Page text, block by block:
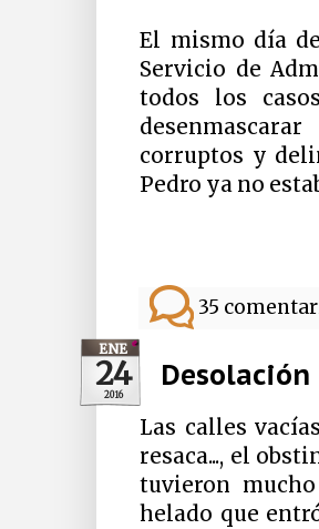
El mismo día
Servicio de
todos los
corruptos y
Pedro ya no
35
ENE
24
2016
Desolación
Las calles
resaca..., el
tuvieron
helado que